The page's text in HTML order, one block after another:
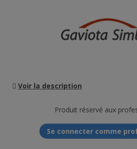
Voir la description
Produit réservé aux
Se connecter comme